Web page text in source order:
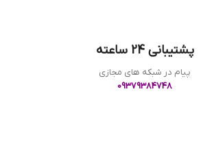
پشتیبانی 24 ساعته
پیام در شبکه های مجازی
09379384748